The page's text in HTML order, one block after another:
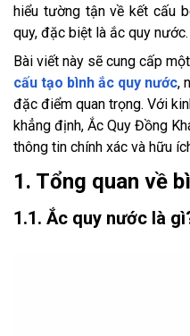
hiểu tường tận về kết cấu
quy, đặc biệt là ắc quy nước.
Bài viết này sẽ cung cấp
cấu tạo bình ắc quy nước,
đặc điểm quan trọng. Với
khẳng định, Ắc Quy Đồng
thông tin chính xác và hữu
1. Tổng quan về
1.1. Ắc quy nước là